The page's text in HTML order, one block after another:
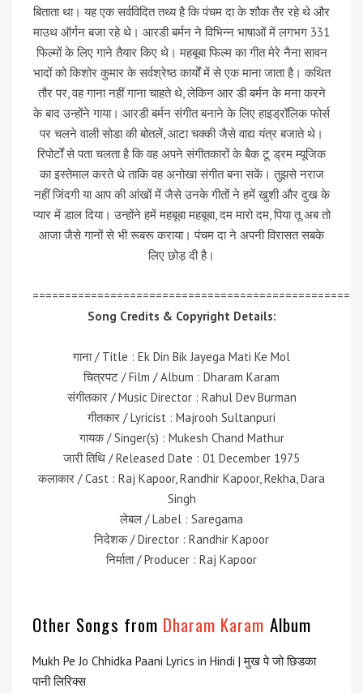
बिताता था। यह एक सर्वविदित तथ्य है कि पंचम दा के शौक तैर रहे थे और
माउथ ऑर्गन बजा रहे थे। आरडी बर्मन ने विभिन्न भाषाओं में लगभग 331
फिल्मों के लिए गाने तैयार किए थे। महबूबा फिल्म का गीत मेरे नैना सावन
भादों को किशोर कुमार के सर्वश्रेष्ठ कार्यों में से एक माना जाता है। कथित
तौर पर, वह गाना नहीं गाना चाहते थे, लेकिन आर डी बर्मन के मना करने
के बाद उन्होंने गाया। आरडी बर्मन संगीत बनाने के लिए हाइड्रॉलिक फोर्स
पर चलने वाली सोडा की बोतलें, आटा चक्की जैसे वाद्य यंत्र बजाते थे।
रिपोर्टों से पता चलता है कि वह अपने संगीतकारों के बैक टू ड्रम म्यूजिक
का इस्तेमाल करते थे ताकि वह अनोखा संगीत बना सकें। तुझसे नराज
नहीं जिंदगी या आप की आंखों में जैसे उनके गीतों ने हमें खुशी और दुख के
प्यार में डाल दिया। उन्होंने हमें महबूबा महबूबा, दम मारो दम, पिया तू अब तो
आजा जैसे गानों से भी रूबरू कराया। पंचम दा ने अपनी विरासत सबके
लिए छोड़ दी है।
=================================================
Song Credits & Copyright Details:
गाना / Title : Ek Din Bik Jayega Mati Ke Mol
चित्रपट / Film / Album : Dharam Karam
संगीतकार / Music Director : Rahul Dev Burman
गीतकार / Lyricist : Majrooh Sultanpuri
गायक / Singer(s) : Mukesh Chand Mathur
जारी तिथि / Released Date : 01 December 1975
कलाकार / Cast : Raj Kapoor, Randhir Kapoor, Rekha, Dara
Singh
लेबल / Label : Saregama
निदेशक / Director : Randhir Kapoor
निर्माता / Producer : Raj Kapoor
Other Songs from Dharam Karam Album
Mukh Pe Jo Chhidka Paani Lyrics in Hindi | मुख पे जो छिडका
पानी लिरिक्स